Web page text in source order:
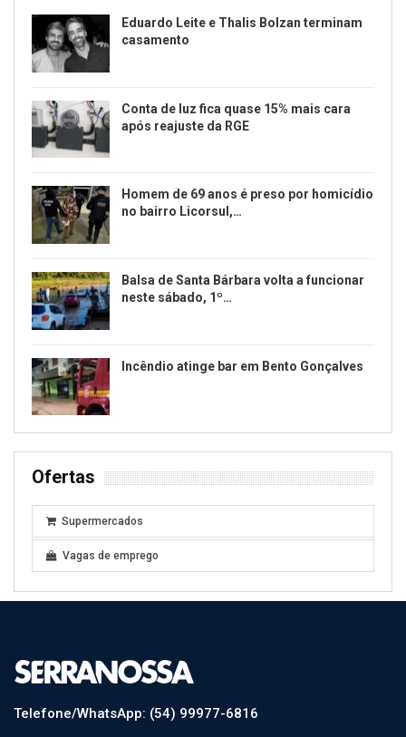
Eduardo Leite e Thalis Bolzan terminam
casamento
Conta de luz fica quase 15% mais cara
após reajuste da RGE
Homem de 69 anos é preso por homicídio
no bairro Licorsul,…
Balsa de Santa Bárbara volta a funcionar
neste sábado, 1º…
Incêndio atinge bar em Bento Gonçalves
Ofertas
Supermercados
Vagas de emprego
Telefone/WhatsApp: (54) 99977-6816